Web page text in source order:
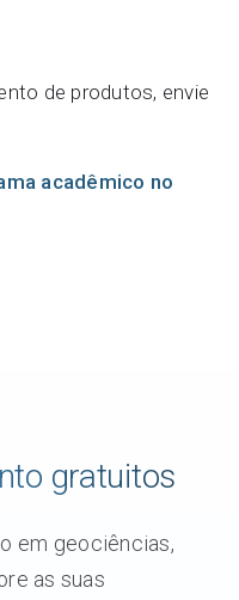
de produtos, envie
acadêmico no
gratuitos
em geociências,
as suas